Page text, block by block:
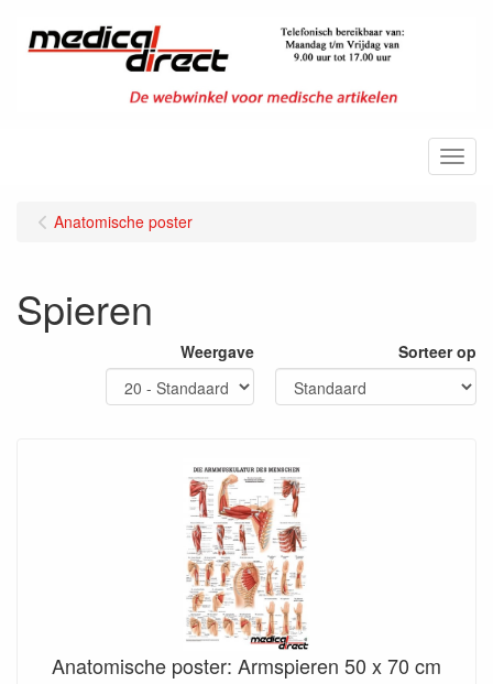
Menu
Anatomische poster
Spieren
Weergave Sorteer op
Anatomische poster: Armspieren 50 x 70 cm